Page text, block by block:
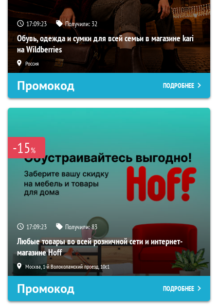
17:09:22 Получили: 32
Обувь, одежда и сумки для всей семьи в магазине kari
на Wildberries
Россия
Промокод ПОДРОБНЕЕ
-15%
17:09:22 Получили:83
Любые товары во всей розничной сети и интернет-
магазине Hoff
Москва, 1-й Волоколамский проезд, 10с1
Промокод ПОДРОБНЕЕ